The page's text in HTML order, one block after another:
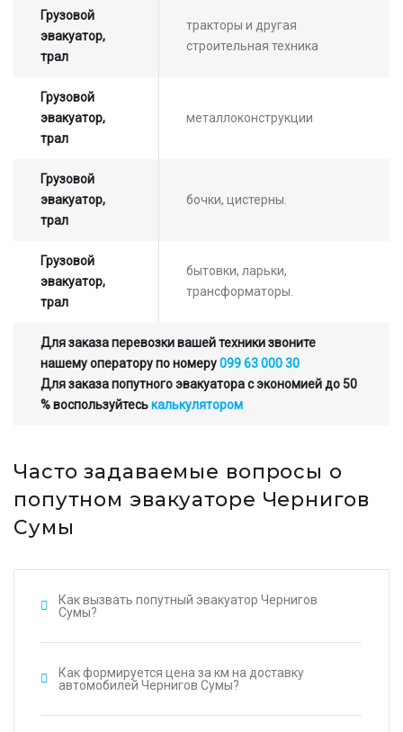
Грузовой
эвакуатор,
трал
тракторы и другая
строительная техника
Грузовой
эвакуатор,
трал
металлоконструкции
Грузовой
эвакуатор,
трал
бочки, цистерны.
Грузовой
эвакуатор,
трал
бытовки, ларьки,
трансформаторы.
Для заказа перевозки вашей техники звоните
нашему оператору по номеру099 63 000 30
Для заказа попутного эвакуатора с экономией до 50
% воспользуйтеськалькулятором
Часто задаваемые вопросы о
попутном эвакуаторе Чернигов
Сумы
Как вызвать попутный эвакуатор Чернигов
Сумы?
Как формируется цена за км на доставку
автомобилей Чернигов Сумы?